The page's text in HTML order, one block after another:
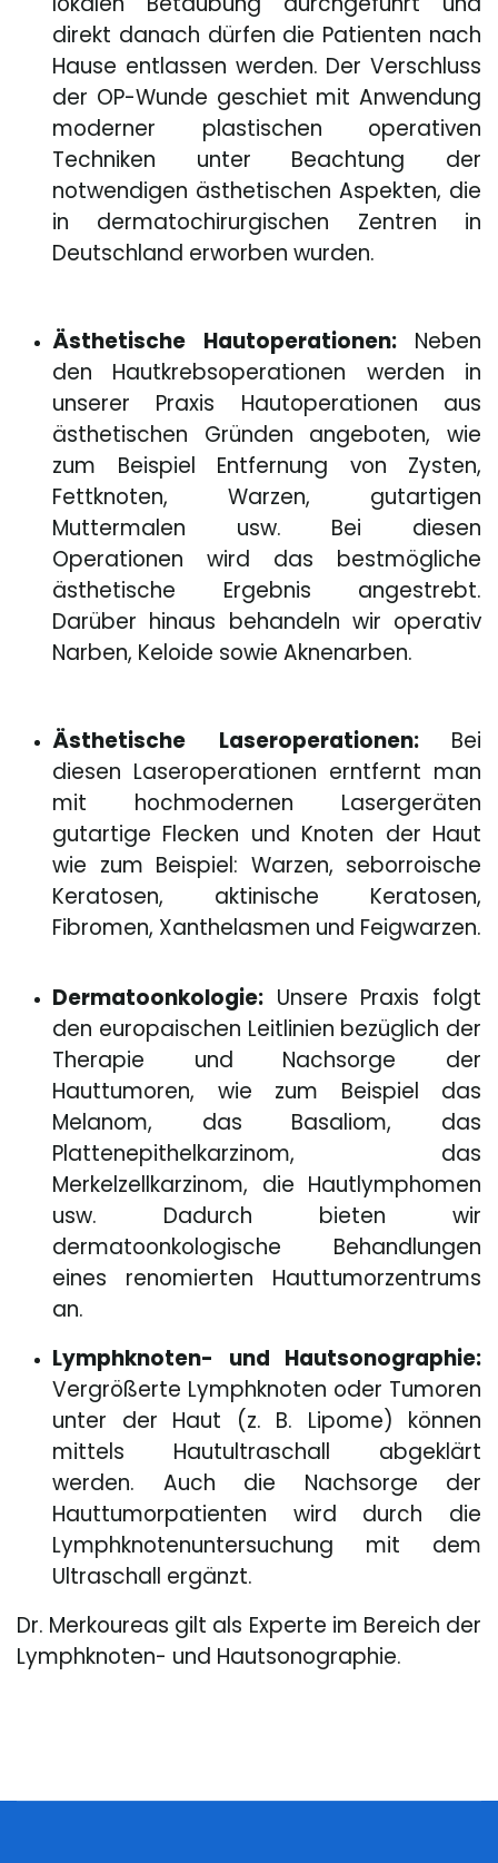
direkt danach dürfen die Patienten nach
Hause entlassen werden. Der Verschluss
der OP-Wunde geschiet mit Anwendung
moderner plastischen operativen
Techniken unter Beachtung der
notwendigen ästhetischen Aspekten, die
in dermatochirurgischen Zentren in
Deutschland erworben wurden.
Ästhetische Hautoperationen: Neben
den Hautkrebsoperationen werden in
unserer Praxis Hautoperationen aus
ästhetischen Gründen angeboten, wie
zum Beispiel Entfernung von Zysten,
Fettknoten, Warzen, gutartigen
Muttermalen usw. Bei diesen
Operationen wird das bestmögliche
ästhetische Ergebnis angestrebt.
Darüber hinaus behandeln wir operativ
Narben, Keloide sowie Aknenarben.
Ästhetische Laseroperationen: Bei
diesen Laseroperationen erntfernt man
mit hochmodernen Lasergeräten
gutartige Flecken und Knoten der Haut
wie zum Beispiel: Warzen, seborroische
Keratosen, aktinische Keratosen,
Fibromen, Xanthelasmen und Feigwarzen.
Dermatoonkologie: Unsere Praxis folgt
den europaischen Leitlinien bezüglich der
Therapie und Nachsorge der
Hauttumoren, wie zum Beispiel das
Melanom, das Basaliom, das
Plattenepithelkarzinom, das
Merkelzellkarzinom, die Hautlymphomen
usw. Dadurch bieten wir
dermatoonkologische Behandlungen
eines renomierten Hauttumorzentrums
an.
Lymphknoten- und Hautsonographie:
Vergrößerte Lymphknoten oder Tumoren
unter der Haut (z. B. Lipome) können
mittels Hautultraschall abgeklärt
werden. Auch die Nachsorge der
Hauttumorpatienten wird durch die
Lymphknotenuntersuchung mit dem
Ultraschall ergänzt.
Dr. Merkoureas gilt als Experte im Bereich der
Lymphknoten- und Hautsonographie.